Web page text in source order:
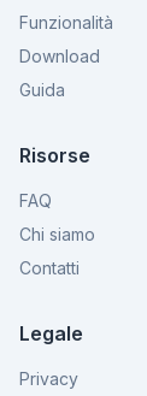
Funzionalità
Download
Guida
Risorse
FAQ
Chi siamo
Contatti
Legale
Privacy